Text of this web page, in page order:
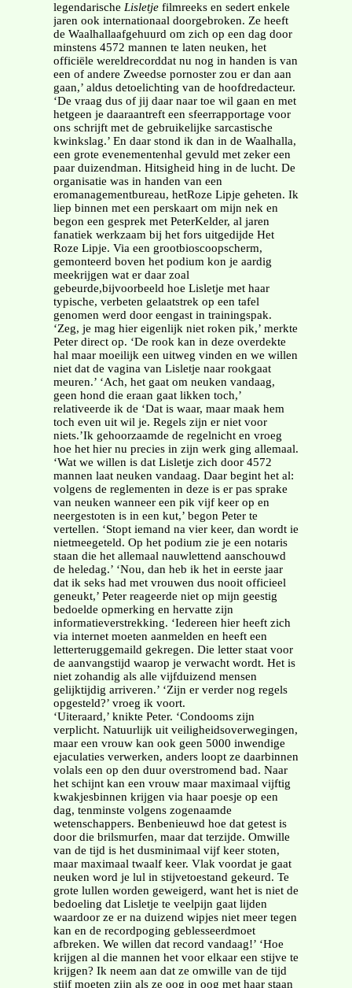
legendarische Lisletjefilmreeks en sedert enkele
jaren ook internationaal doorgebroken. Ze heeft
de Waalhallaafgehuurd om zich op een dag door
minstens 4572 mannen te laten neuken, het
officiële wereldrecorddat nu nog in handen is van
een of andere Zweedse pornoster zou er dan aan
gaan,’ aldus detoelichting van de hoofdredacteur.
‘De vraag dus of jij daar naar toe wil gaan en met
hetgeen je daaraantreft een sfeerrapportage voor
ons schrijft met de gebruikelijke sarcastische
kwinkslag.’ En daar stond ik dan in de Waalhalla,
een grote evenementenhal gevuld met zeker een
paar duizendman. Hitsigheid hing in de lucht. De
organisatie was in handen van een
eromanagementbureau, hetRoze Lipje geheten. Ik
liep binnen met een perskaart om mijn nek en
begon een gesprek met PeterKelder, al jaren
fanatiek werkzaam bij het fors uitgedijde Het
Roze Lipje. Via een grootbioscoopscherm,
gemonteerd boven het podium kon je aardig
meekrijgen wat er daar zoal
gebeurde,bijvoorbeeld hoe Lisletje met haar
typische, verbeten gelaatstrek op een tafel
genomen werd door eengast in trainingspak.
‘Zeg, je mag hier eigenlijk niet roken pik,’ merkte
Peter direct op. ‘De rook kan in deze overdekte
hal maar moeilijk een uitweg vinden en we willen
niet dat de vagina van Lisletje naar rookgaat
meuren.’ ‘Ach, het gaat om neuken vandaag,
geen hond die eraan gaat likken toch,’
relativeerde ik de ‘Dat is waar, maar maak hem
toch even uit wil je. Regels zijn er niet voor
niets.’Ik gehoorzaamde de regelnicht en vroeg
hoe het hier nu precies in zijn werk ging allemaal.
‘Wat we willen is dat Lisletje zich door 4572
mannen laat neuken vandaag. Daar begint het al:
volgens de reglementen in deze is er pas sprake
van neuken wanneer een pik vijf keer op en
neergestoten is in een kut,’ begon Peter te
vertellen. ‘Stopt iemand na vier keer, dan wordt ie
nietmeegeteld. Op het podium zie je een notaris
staan die het allemaal nauwlettend aanschouwd
de heledag.’ ‘Nou, dan heb ik het in eerste jaar
dat ik seks had met vrouwen dus nooit officieel
geneukt,’ Peter reageerde niet op mijn geestig
bedoelde opmerking en hervatte zijn
informatieverstrekking. ‘Iedereen hier heeft zich
via internet moeten aanmelden en heeft een
letterteruggemaild gekregen. Die letter staat voor
de aanvangstijd waarop je verwacht wordt. Het is
niet zohandig als alle vijfduizend mensen
gelijktijdig arriveren.’ ‘Zijn er verder nog regels
opgesteld?’ vroeg ik voort.
‘Uiteraard,’ knikte Peter. ‘Condooms zijn
verplicht. Natuurlijk uit veiligheidsoverwegingen,
maar een vrouw kan ook geen 5000 inwendige
ejaculaties verwerken, anders loopt ze daarbinnen
volals een op den duur overstromend bad. Naar
het schijnt kan een vrouw maar maximaal vijftig
kwakjesbinnen krijgen via haar poesje op een
dag, tenminste volgens zogenaamde
wetenschappers. Benbenieuwd hoe dat getest is
door die brilsmurfen, maar dat terzijde. Omwille
van de tijd is het dusminimaal vijf keer stoten,
maar maximaal twaalf keer. Vlak voordat je gaat
neuken word je lul in stijvetoestand gekeurd. Te
grote lullen worden geweigerd, want het is niet de
bedoeling dat Lisletje te veelpijn gaat lijden
waardoor ze er na duizend wipjes niet meer tegen
kan en de recordpoging geblesseerdmoet
afbreken. We willen dat record vandaag!’ ‘Hoe
krijgen al die mannen het voor elkaar een stijve te
krijgen? Ik neem aan dat ze omwille van de tijd
stijf moeten zijn als ze oog in oog met haar staan